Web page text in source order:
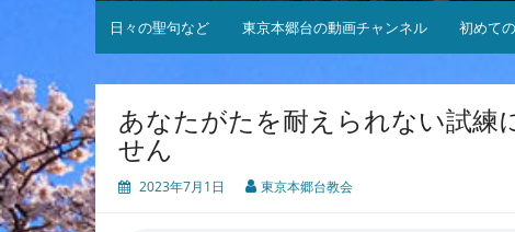
日々の聖句など 東京本郷台の動画チャンネル 初めて
あなたがたを耐えられない試練
せん
2023年7月1日 東京本郷台教会